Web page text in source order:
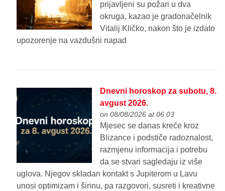
prijavljeni su požari u dva
okruga, kazao je gradonačelnik
Vitalij Kličko, nakon što je izdato
upozorenje na vazdušni napad
Dnevni horoskop za subotu, 8.
avgust 2026.
on 08/08/2026 at 06:03
Mjesec se danas kreće kroz
Blizance i podstiče radoznalost,
razmjenu informacija i potrebu
da se stvari sagledaju iz više
uglova. Njegov skladan kontakt s Jupiterom u Lavu
unosi optimizam i širinu, pa razgovori, susreti i kreativne